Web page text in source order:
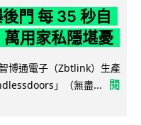
門 每 35 秒自
用家私隱堪憂
博通電子（Zbtlink）生產
」（無盡...
閱